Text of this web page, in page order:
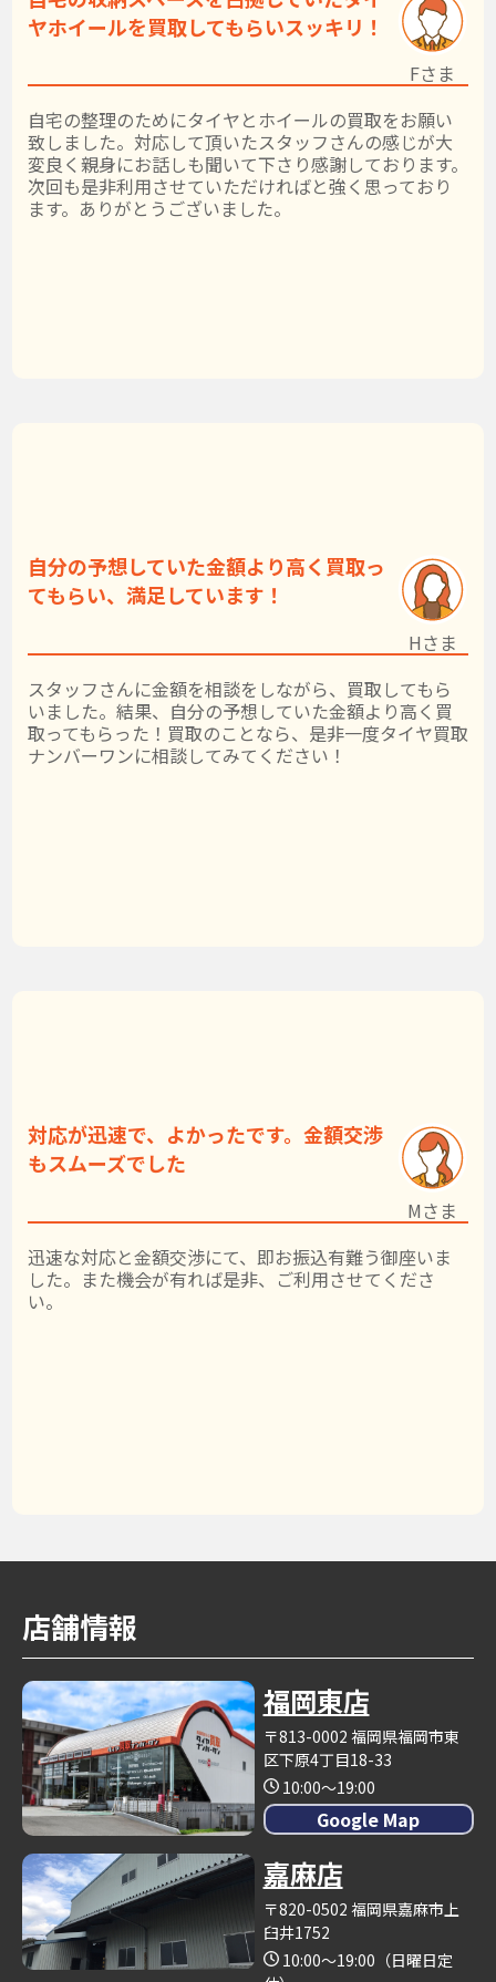
ヤホイールを買取してもらいスッキリ！
自宅の整理のためにタイヤとホイールの買取をお願い
致しました。対応して頂いたスタッフさんの感じが大
変良く親身にお話しも聞いて下さり感謝しております。
次回も是非利用させていただければと強く思っており
ます。ありがとうございました。
Fさま
自分の予想していた金額より高く買取っ
てもらい、満足しています！
スタッフさんに金額を相談をしながら、買取してもら
いました。結果、自分の予想していた金額より高く買
取ってもらった！買取のことなら、是非一度タイヤ買取
ナンバーワンに相談してみてください！
Hさま
対応が迅速で、よかったです。金額交渉
もスムーズでした
迅速な対応と金額交渉にて、即お振込有難う御座いま
した。また機会が有れば是非、ご利用させてくださ
い。
Mさま
店舗情報
福岡東店
〒813-0002 福岡県福岡市東
区下原4丁目18-33
10:00～19:00
Google Map
嘉麻店
〒820-0502 福岡県嘉麻市上
臼井1752
10:00～19:00（日曜日定